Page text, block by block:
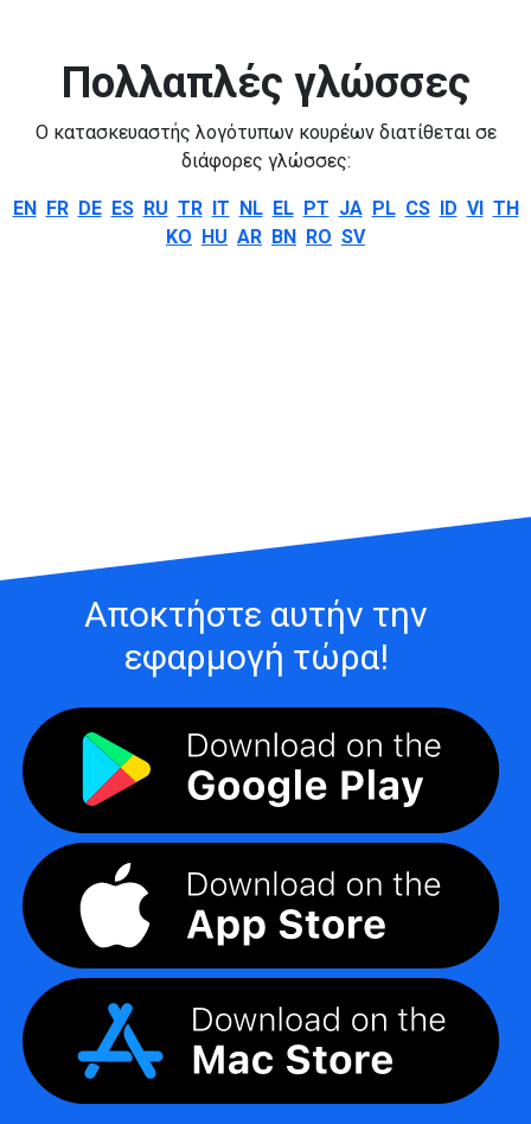
Πολλαπλές γλώσσες
Ο κατασκευαστής λογότυπων κουρέων διατίθεται σε
διάφορες γλώσσες:
EN FR DE ES RU TR IT NL EL PT JA PL CS ID VI TH
KO HU AR BN RO SV
Αποκτήστε αυτήν την
εφαρμογή τώρα!